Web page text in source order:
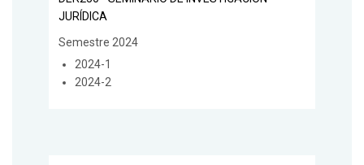
JURÍDICA
Semestre 2024
2024-1
2024-2